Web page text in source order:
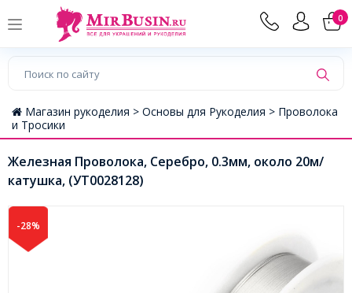
0
Магазин рукоделия > Основы для Рукоделия > Проволока
и Тросики
Железная Проволока, Серебро, 0.3мм, около 20м/
катушка, (УТ0028128)
-28%